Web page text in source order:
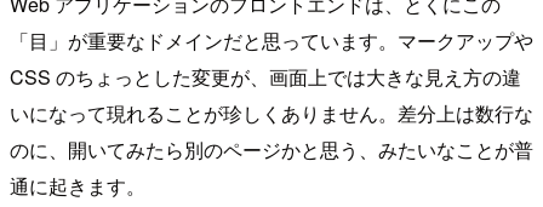
「目」が重要なドメインだと思っています。マークアップや
CSS のちょっとした変更が、画面上では大きな見え方の違
いになって現れることが珍しくありません。差分上は数行な
のに、開いてみたら別のページかと思う、みたいなことが普
通に起きます。